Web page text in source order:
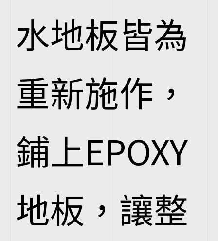
水地板皆為
重新施作，
鋪上EPOXY
地板，讓整